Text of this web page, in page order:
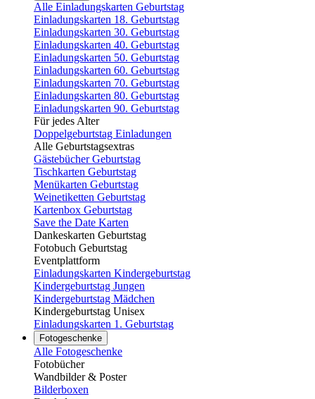
Alle Einladungskarten Geburtstag
Einladungskarten 18. Geburtstag
Einladungskarten 30. Geburtstag
Einladungskarten 40. Geburtstag
Einladungskarten 50. Geburtstag
Einladungskarten 60. Geburtstag
Einladungskarten 70. Geburtstag
Einladungskarten 80. Geburtstag
Einladungskarten 90. Geburtstag
Für jedes Alter
Doppelgeburtstag Einladungen
Alle Geburtstagsextras
Gästebücher Geburtstag
Tischkarten Geburtstag
Menükarten Geburtstag
Weinetiketten Geburtstag
Kartenbox Geburtstag
Save the Date Karten
Dankeskarten Geburtstag
Fotobuch Geburtstag
Eventplattform
Einladungskarten Kindergeburtstag
Kindergeburtstag Jungen
Kindergeburtstag Mädchen
Kindergeburtstag Unisex
Einladungskarten 1. Geburtstag
Fotogeschenke
Alle Fotogeschenke
Fotobücher
Wandbilder & Poster
Bilderboxen